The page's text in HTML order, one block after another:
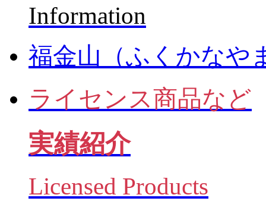
Information
福金山（ふくかなや
ライセンス商品など
実績紹介
Licensed Products